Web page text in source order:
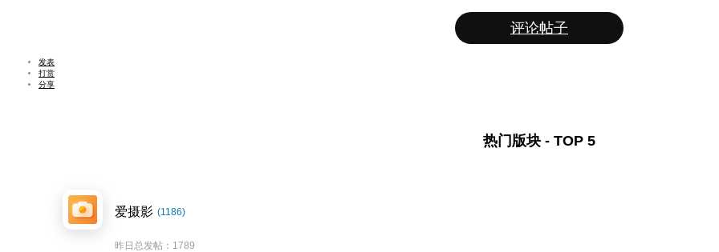
评论帖子
发表
打赏
分享
热门版块 - TOP 5
爱摄影 (1186)
昨日总发帖：1789